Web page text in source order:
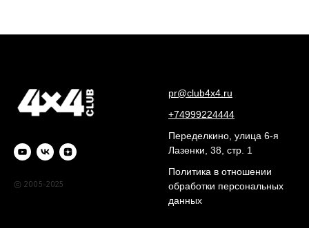
© 2005-2025
pr@club4x4.ru
+74999224444
Переделкино, улица 6-я
Лазенки, 38, стр. 1
Политика в отношении
обработки персональных
данных